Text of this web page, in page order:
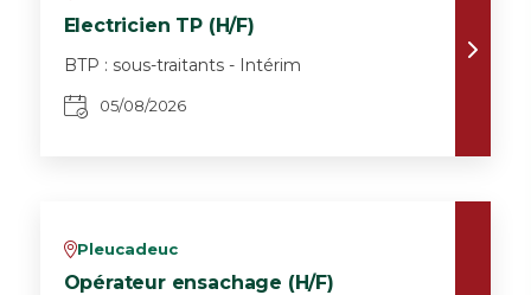
Electricien TP (H/F)
BTP : sous-traitants - Intérim
05/08/2026
vPleucadeuc
Opérateur ensachage (H/F)